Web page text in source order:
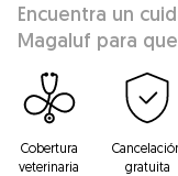
Encuentra un
Magaluf para
Cobertura
veterinaria
gratuita